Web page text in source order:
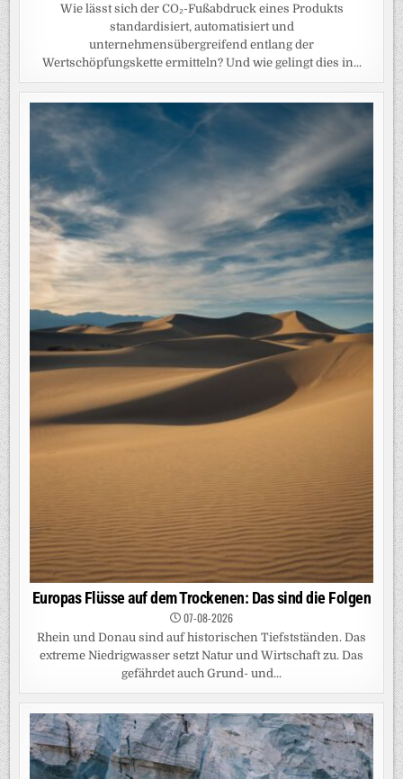
Wie lässt sich der CO₂-Fußabdruck eines Produkts
standardisiert, automatisiert und
unternehmensübergreifend entlang der
Wertschöpfungskette ermitteln? Und wie gelingt dies in...
Europas Flüsse auf dem Trockenen: Das sind die Folgen
07-08-2026
Rhein und Donau sind auf historischen Tiefstständen. Das
extreme Niedrigwasser setzt Natur und Wirtschaft zu. Das
gefährdet auch Grund- und...